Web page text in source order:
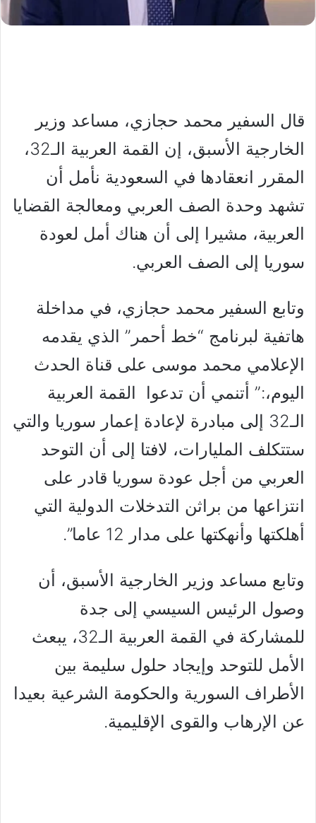
قال السفير محمد حجازي، مساعد وزير
الخارجية الأسبق، إن القمة العربية الـ32،
المقرر انعقادها في السعودية نأمل أن
تشهد وحدة الصف العربي ومعالجة القضايا
العربية، مشيرا إلى أن هناك أمل لعودة
سوريا إلى الصف العربي.
وتابع السفير محمد حجازي، في مداخلة
هاتفية لبرنامج “خط أحمر” الذي يقدمه
الإعلامي محمد موسى على قناة الحدث
اليوم،:” أتنمي أن تدعوا القمة العربية
الـ32 إلى مبادرة لإعادة إعمار سوريا والتي
ستتكلف المليارات، لافتا إلى أن التوحد
العربي من أجل عودة سوريا قادر على
انتزاعها من براثن التدخلات الدولية التي
أهلكتها وأنهكتها على مدار 12 عاما”.
وتابع مساعد وزير الخارجية الأسبق، أن
وصول الرئيس السيسي إلى جدة
للمشاركة في القمة العربية الـ32، يبعث
الأمل للتوحد وإيجاد حلول سليمة بين
الأطراف السورية والحكومة الشرعية بعيدا
عن الإرهاب والقوى الإقليمية.